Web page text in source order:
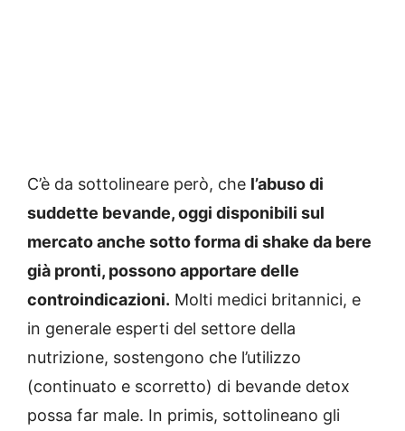
C’è da sottolineare però, che l’abuso di
suddette bevande, oggi disponibili sul
mercato anche sotto forma di shake da bere
già pronti, possono apportare delle
controindicazioni. Molti medici britannici, e
in generale esperti del settore della
nutrizione, sostengono che l’utilizzo
(continuato e scorretto) di bevande detox
possa far male. In primis, sottolineano gli